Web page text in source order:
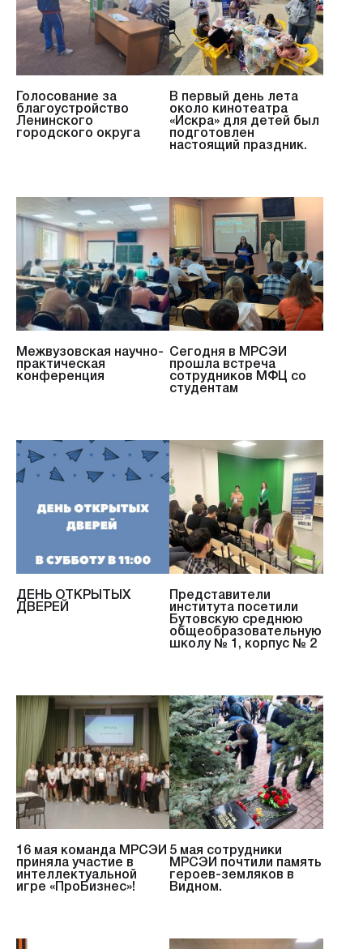
Голосование за
благоустройство
Ленинского
городского округа
В первый день лета
около кинотеатра
«Искра» для детей был
подготовлен
настоящий праздник.
Межвузовская научно-
практическая
конференция
Сегодня в МРСЭИ
прошла встреча
сотрудников МФЦ со
студентам
ДЕНЬ ОТКРЫТЫХ
ДВЕРЕЙ
Представители
института посетили
Бутовскую среднюю
общеобразовательную
школу № 1, корпус № 2
16 мая команда МРСЭИ
приняла участие в
интеллектуальной
игре «ПроБизнес»!
5 мая сотрудники
МРСЭИ почтили память
героев-земляков в
Видном.